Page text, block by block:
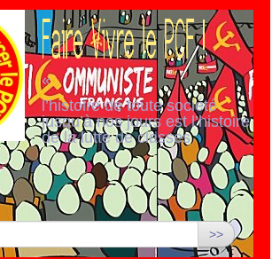
«
l’histoire de toute société
jusqu’à nos jours est l’histoire
de la lutte de classes
>>